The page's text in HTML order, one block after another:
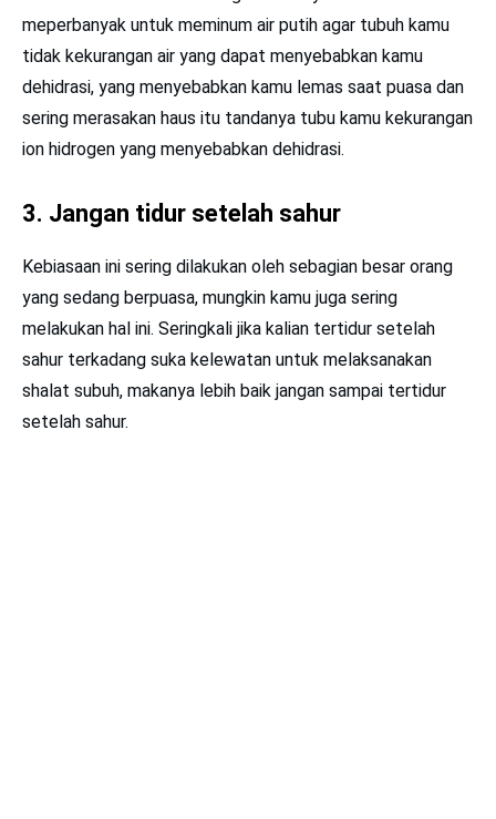
meperbanyak untuk meminum air putih agar tubuh kamu
tidak kekurangan air yang dapat menyebabkan kamu
dehidrasi, yang menyebabkan kamu lemas saat puasa dan
sering merasakan haus itu tandanya tubu kamu kekurangan
ion hidrogen yang menyebabkan dehidrasi.
3. Jangan tidur setelah sahur
Kebiasaan ini sering dilakukan oleh sebagian besar orang
yang sedang berpuasa, mungkin kamu juga sering
melakukan hal ini. Seringkali jika kalian tertidur setelah
sahur terkadang suka kelewatan untuk melaksanakan
shalat subuh, makanya lebih baik jangan sampai tertidur
setelah sahur.